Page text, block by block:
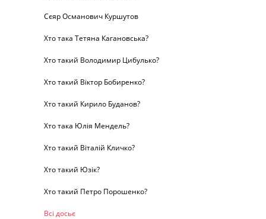
Сєяр Османович Куршутов
Хто така Тетяна Кагановська?
Хто такий Володимир Цибулько?
Хто такий Віктор Бобиренко?
Хто такий Кирило Буданов?
Хто така Юлія Мендель?
Хто такий Віталій Кличко?
Хто такий Юзік?
Хто такий Петро Порошенко?
Всі досьє